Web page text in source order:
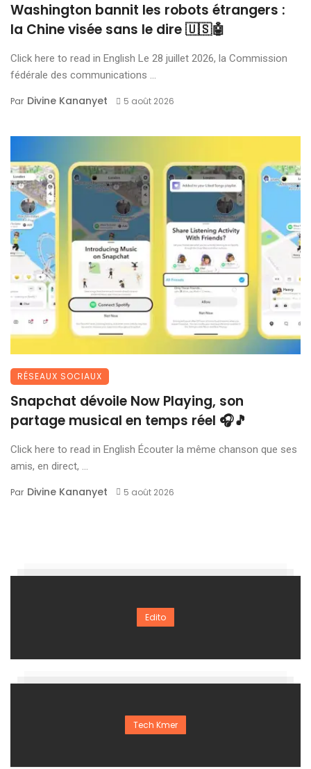
Washington bannit les robots étrangers :
la Chine visée sans le dire 🇺🇸🤖
Click here to read in English Le 28 juillet 2026, la Commission
fédérale des communications ...
Par Divine Kananyet 5 août 2026
RÉSEAUX SOCIAUX
Snapchat dévoile Now Playing, son
partage musical en temps réel 🎧🎵
Click here to read in English Écouter la même chanson que ses
amis, en direct, ...
Par Divine Kananyet 5 août 2026
Edito
Tech Kmer